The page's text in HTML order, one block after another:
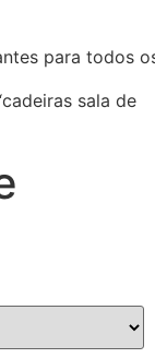
para todos
sala de